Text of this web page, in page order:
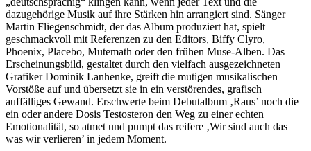
dazugehörige Musik auf ihre Stärken hin arrangiert sind. Sänger
Martin Fliegenschmidt, der das Album produziert hat, spielt
geschmackvoll mit Referenzen zu den Editors, Biffy Clyro,
Phoenix, Placebo, Mutemath oder den frühen Muse-Alben. Das
Erscheinungsbild, gestaltet durch den vielfach ausgezeichneten
Grafiker Dominik Lanhenke, greift die mutigen musikalischen
Vorstöße auf und übersetzt sie in ein verstörendes, grafisch
auffälliges Gewand. Erschwerte beim Debutalbum ‚Raus’ noch die
ein oder andere Dosis Testosteron den Weg zu einer echten
Emotionalität, so atmet und pumpt das reifere ‚Wir sind auch das
was wir verlieren’ in jedem Moment.